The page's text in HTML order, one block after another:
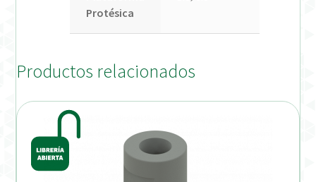
Protésica
Productos relacionados